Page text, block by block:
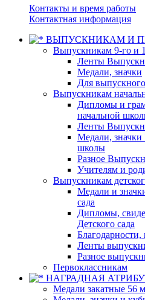
Контакты и время работы
Контактная информация
ВЫПУСКНИКАМ И
Выпускникам 9-го и
Ленты
Медали, значки
Для
Выпускникам
Дипломы и
начальной
Ленты
Медали,
школы
Разное
Учителям и
Выпускникам
Медали и
сада
Дипломы,
Детского сада
Ленты
Разное
Первоклассникам
НАГРАДНАЯ
Медали закатные 56